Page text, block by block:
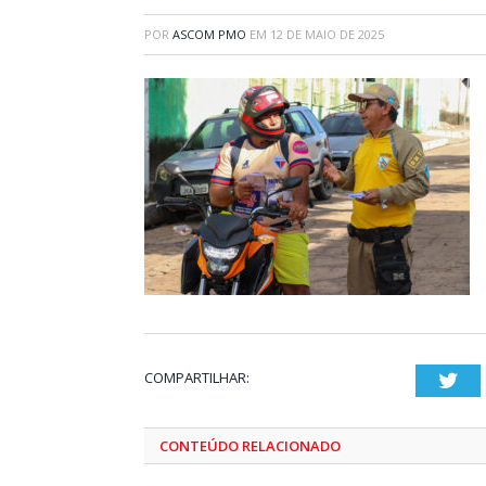
POR ASCOM PMO EM 12 DE MAIO DE 2025
COMPARTILHAR:
CONTEÚDO RELACIONADO